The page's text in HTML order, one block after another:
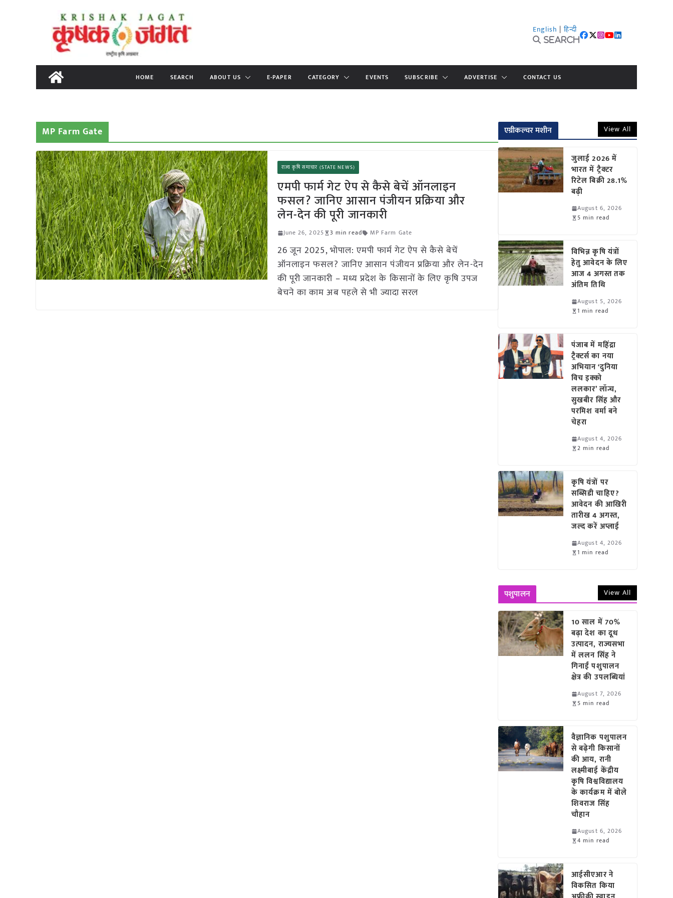
content
English | हिन्दी
Search
HOME SEARCH ABOUT US E-PAPER CATEGORY EVENTS SUBSCRIBE ADVERTISE CONTACT US
MP Farm Gate
राज्य कृषि समाचार (STATE NEWS)
एमपी फार्म गेट ऐप से कैसे बेचें ऑनलाइन
फसल? जानिए आसान पंजीयन प्रक्रिया और
लेन-देन की पूरी जानकारी
June 26, 2025 3 min read MP Farm Gate
26 जून 2025, भोपाल: एमपी फार्म गेट ऐप से कैसे बेचें
ऑनलाइन फसल? जानिए आसान पंजीयन प्रक्रिया और लेन-देन
की पूरी जानकारी – मध्य प्रदेश के किसानों के लिए कृषि उपज
बेचने का काम अब पहले से भी ज्यादा सरल
एग्रीकल्चर मशीन View All
जुलाई 2026 में
भारत में ट्रैक्टर
रिटेल बिक्री 28.1%
बढ़ी
August 6, 2026
5 min read
विभिन्न कृषि यंत्रों
हेतु आवेदन के लिए
आज 4 अगस्त तक
अंतिम तिथि
August 5, 2026
1 min read
पंजाब में महिंद्रा
ट्रैक्टर्स का नया
अभियान ‘दुनिया
विच इक्को
ललकार’ लॉन्च,
सुखबीर सिंह और
परमिश वर्मा बने
चेहरा
August 4, 2026
2 min read
कृषि यंत्रों पर
सब्सिडी चाहिए?
आवेदन की आखिरी
तारीख 4 अगस्त,
जल्द करें अप्लाई
August 4, 2026
1 min read
पशुपालन View All
10 साल में 70%
बढ़ा देश का दूध
उत्पादन, राज्यसभा
में ललन सिंह ने
गिनाईं पशुपालन
क्षेत्र की उपलब्धियां
August 7, 2026
5 min read
वैज्ञानिक पशुपालन
से बढ़ेगी किसानों
की आय, रानी
लक्ष्मीबाई केंद्रीय
कृषि विश्वविद्यालय
के कार्यक्रम में बोले
शिवराज सिंह
चौहान
August 6, 2026
4 min read
आईसीएआर ने
विकसित किया